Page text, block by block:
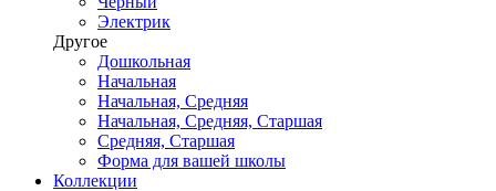
Электрик
Другое
Дошкольная
Начальная
Начальная, Средняя
Начальная, Средняя, Старшая
Средняя, Старшая
Форма для вашей школы
Коллекции